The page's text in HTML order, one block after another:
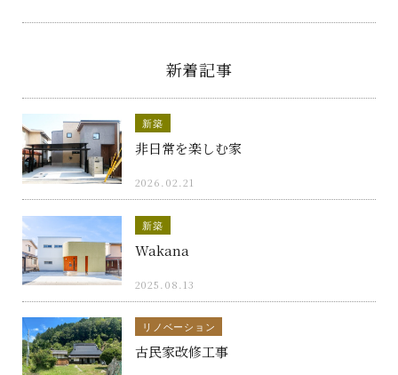
新着記事
新築
非日常を楽しむ家
2026.02.21
新築
Wakana
2025.08.13
リノベーション
古民家改修工事